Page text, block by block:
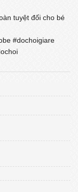
tuyệt đối cho bé
#dochoigiare